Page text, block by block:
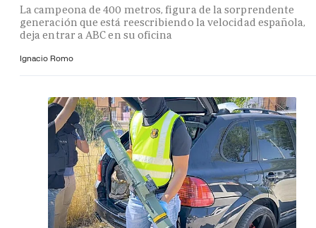
La campeona de 400 metros, figura de la sorprendente
generación que está reescribiendo la velocidad española,
deja entrar a ABC en su oficina
Ignacio Romo